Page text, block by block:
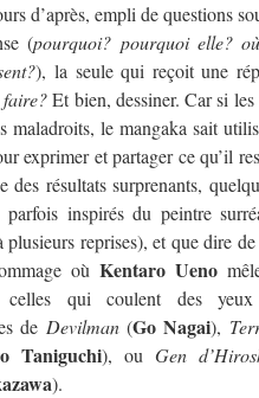
d’après, empli de questions
(pourquoi? pourquoi elle?
), la seule qui reçoit une
faire?Et bien, dessiner. Car si les
maladroits, le mangaka sait
exprimer et partager ce qu’il
des résultats surprenants,
parfois inspirés du peintre
reprises), et que dire de
où Kentaro Ueno
celles qui coulent des
de Devilman(Go Nagai),
Taniguchi), ou Gen
).